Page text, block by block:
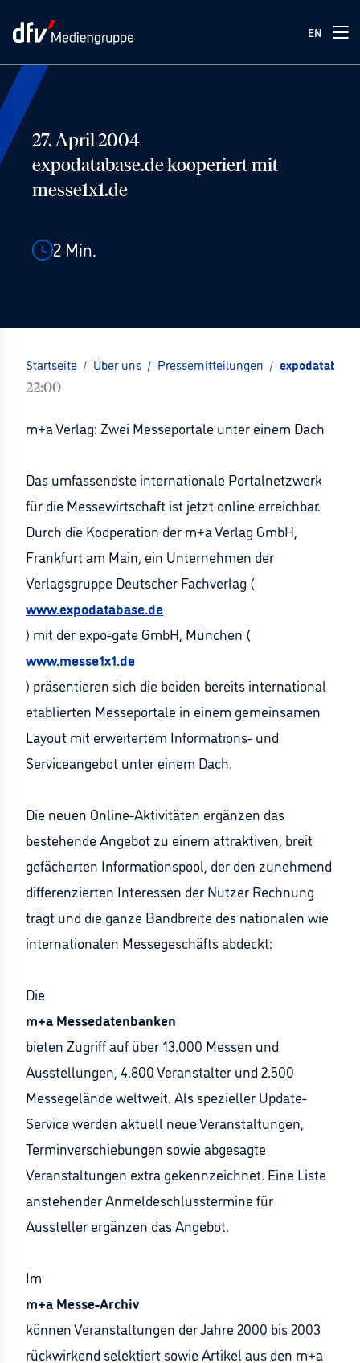
EN
27. April 2004
expodatabase.de kooperiert mit
messe1x1.de
2 Min.
Startseite / Über uns / Pressemitteilungen /
22:00
m+a Verlag: Zwei Messeportale unter einem Dach
Das umfassendste internationale Portalnetzwerk
für die Messewirtschaft ist jetzt online erreichbar.
Durch die Kooperation der m+a Verlag GmbH,
Frankfurt am Main, ein Unternehmen der
Verlagsgruppe Deutscher Fachverlag (
www.expodatabase.de
) mit der expo-gate GmbH, München (
www.messe1x1.de
) präsentieren sich die beiden bereits international
etablierten Messeportale in einem gemeinsamen
Layout mit erweitertem Informations- und
Serviceangebot unter einem Dach.
Die neuen Online-Aktivitäten ergänzen das
bestehende Angebot zu einem attraktiven, breit
gefächerten Informationspool, der den zunehmend
differenzierten Interessen der Nutzer Rechnung
trägt und die ganze Bandbreite des nationalen wie
internationalen Messegeschäfts abdeckt:
Die
m+a Messedatenbanken
bieten Zugriff auf über 13.000 Messen und
Ausstellungen, 4.800 Veranstalter und 2.500
Messegelände weltweit. Als spezieller Update-
Service werden aktuell neue Veranstaltungen,
Terminverschiebungen sowie abgesagte
Veranstaltungen extra gekennzeichnet. Eine Liste
anstehender Anmeldeschlusstermine für
Aussteller ergänzen das Angebot.
Im
m+a Messe-Archiv
können Veranstaltungen der Jahre 2000 bis 2003
rückwirkend selektiert sowie Artikel aus den m+a